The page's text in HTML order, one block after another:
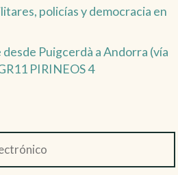
policías y democracia en
desde Puigcerdà a Andorra (vía
PIRINEOS 4